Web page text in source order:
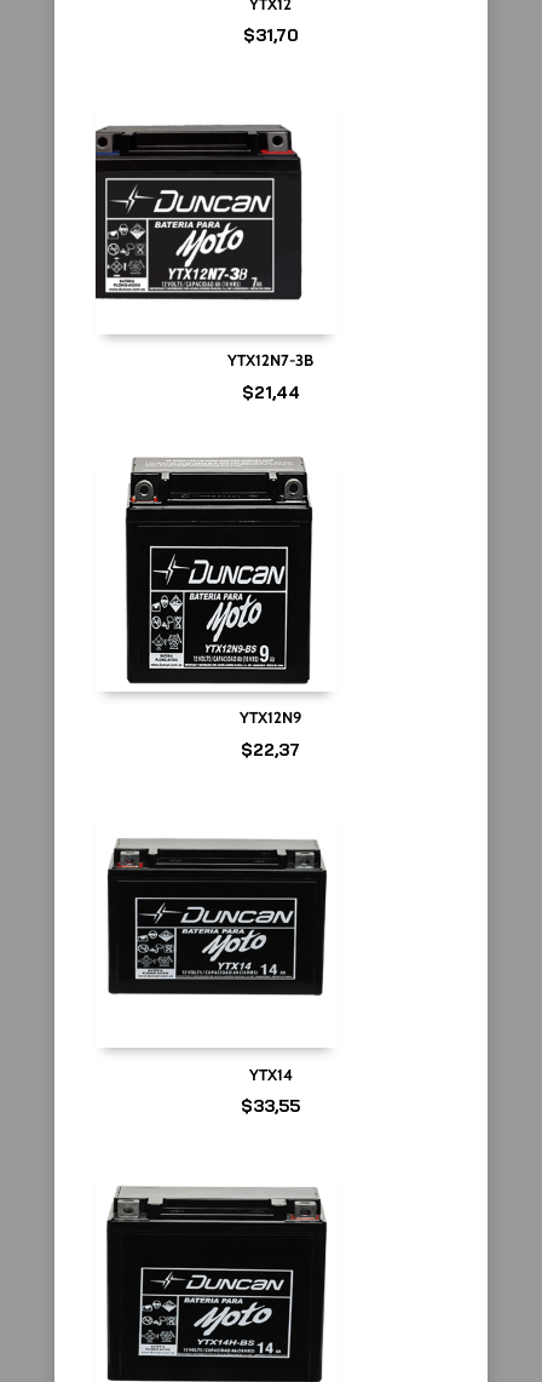
$31,70
YTX12N7-3B
$21,44
YTX12N9
$22,37
YTX14
$33,55